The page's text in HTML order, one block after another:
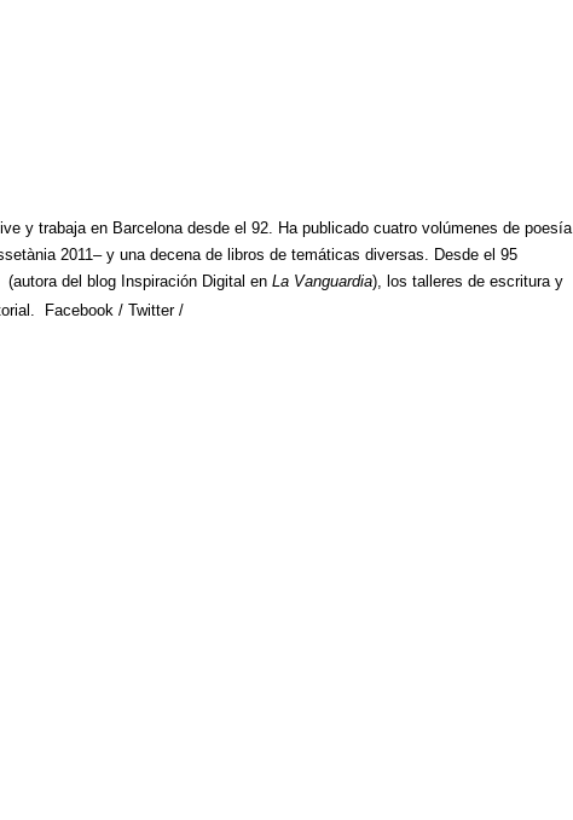
y trabaja en Barcelona desde el 92. Ha publicado cuatro volúmenes de poesía
2011– y una decena de libros de temáticas diversas. Desde el 95
(autora del blog Inspiración Digital en La Vanguardia), los talleres de escritura y
Facebook / Twitter /